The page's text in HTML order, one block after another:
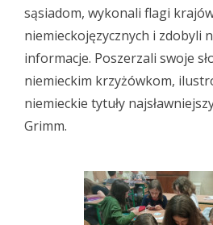
sąsiadom, wykonali flagi
niemieckojęzycznych i zdobyli
informacje. Poszerzali swoje
niemieckim krzyżówkom,
niemieckie tytuły
Grimm.